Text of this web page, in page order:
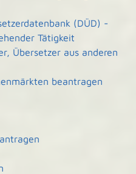
(DÜD) -
Tätigkeit
Übersetzer aus anderen
beantragen